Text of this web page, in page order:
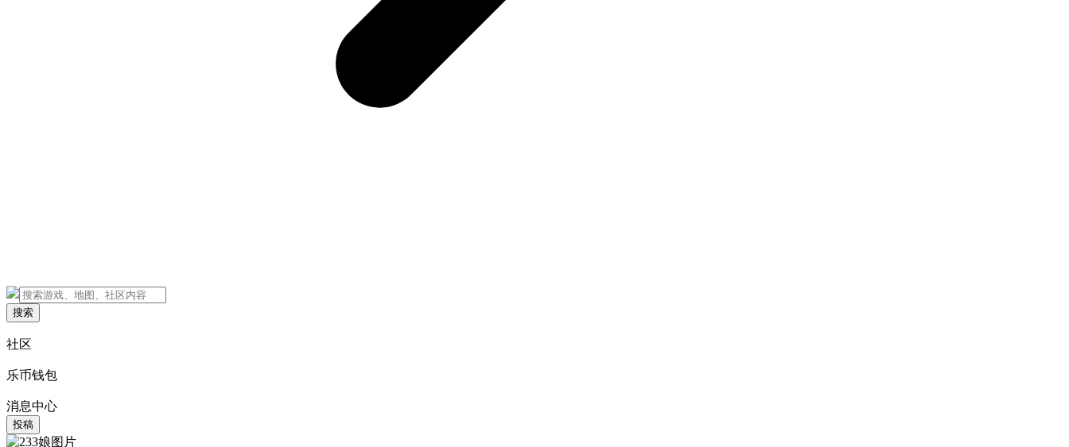
搜索
社区
乐币钱包
消息中心
投稿